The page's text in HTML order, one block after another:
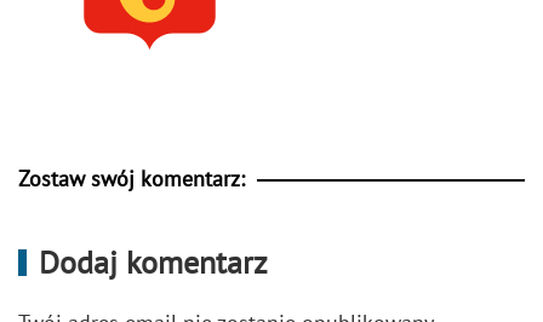
Zostaw swój komentarz:
Dodaj komentarz